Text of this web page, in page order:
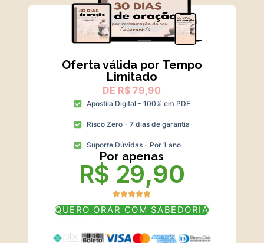
Oferta válida por Tempo
Limitado
DE R$ 79,90
Apostila Digital - 100% em PDF
Risco Zero - 7 dias de garantia
Suporte Dúvidas - Por 1 ano
Por apenas
R$ 29,90
QUERO ORAR COM SABEDORIA